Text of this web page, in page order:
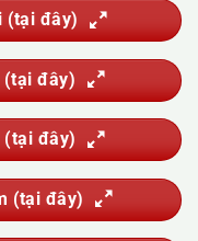
(tại đây)
(tại đây)
(tại đây)
(tại đây)